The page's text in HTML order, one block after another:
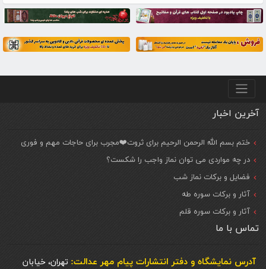
منو پایین
آخرین اخبار
ختم بسم الله الرحمن الرحیم برای ثروت❤️مجرب برای حاجات مهم و فوری
در چه مواردی می توان نماز واجب را شکست؟
فضایل و برکات نماز شب
آثار و برکات سوره طه
آثار و برکات سوره قلم
تماس با ما
آدرس نمایشگاه و دفتر انتشارات پيام مهر عدالت: تهران، خیابان